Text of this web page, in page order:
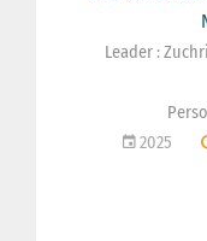
Leader :
2025